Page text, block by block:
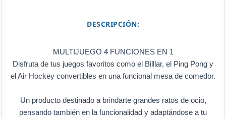
DESCRIPCIÓN:
MULTIJUEGO 4 FUNCIONES EN 1
Disfruta de tus juegos favoritos como el Billlar, el Ping Pong y
el Air Hockey convertibles en una funcional mesa de comedor.
Un producto destinado a brindarte grandes ratos de ocio,
pensando también en la funcionalidad y adaptándose a tu